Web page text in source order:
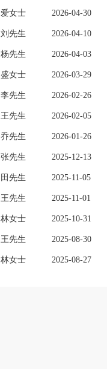
爱女士 2026-04-30
刘先生 2026-04-10
杨先生 2026-04-03
盛女士 2026-03-29
李先生 2026-02-26
王先生 2026-02-05
乔先生 2026-01-26
张先生 2025-12-13
田先生 2025-11-05
王先生 2025-11-01
林女士 2025-10-31
王先生 2025-08-30
林女士 2025-08-27